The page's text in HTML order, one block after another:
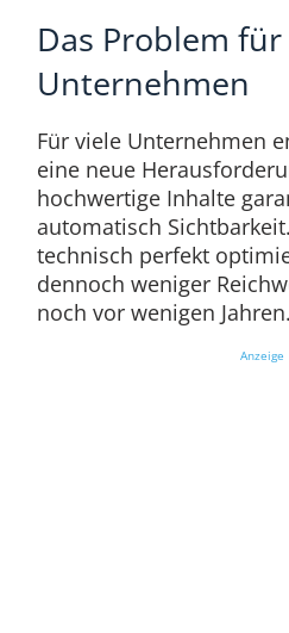
Das Problem für
Unternehmen
Für viele Unternehmen
eine neue
hochwertige Inhalte
automatisch
technisch perfekt
dennoch weniger
noch vor wenigen Jahren.
Anzeige